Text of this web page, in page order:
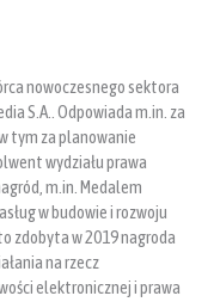
nowoczesnego sektora
S.A.. Odpowiada m.in. za
tym za planowanie
wydziału prawa
m.in. Medalem
w budowie i rozwoju
zdobyta w 2019 nagroda
na rzecz
elektronicznej i prawa